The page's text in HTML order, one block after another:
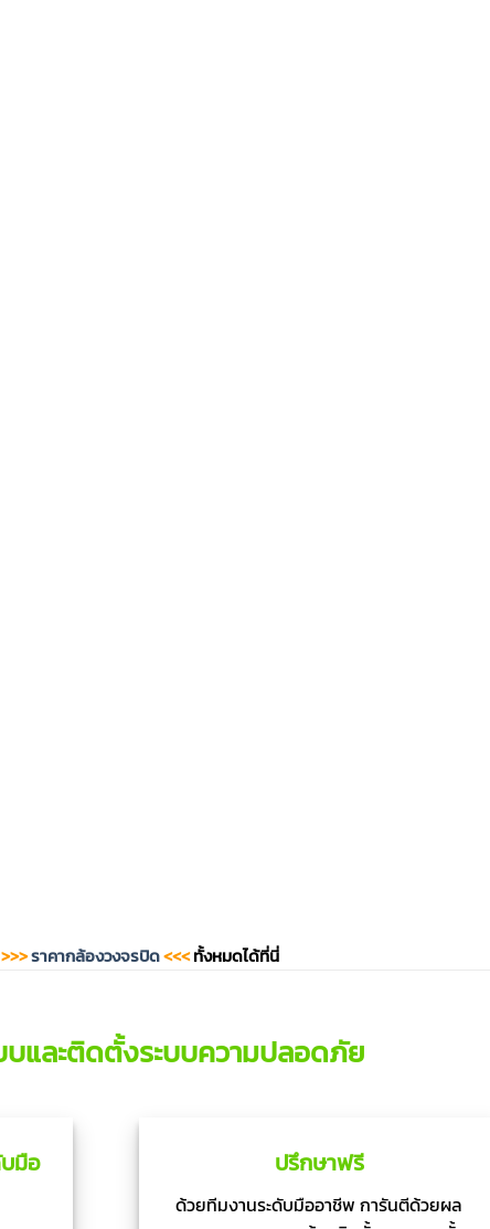
>>>ราคากล้องวงจรปิด<<<ทั้งหมดได้ที่นี่
และติดตั้งระบบความปลอดภัย
มือ
ปรึกษาฟรี
ด้วยทีมงานระดับมืออาชีพ การันตีด้วยผล